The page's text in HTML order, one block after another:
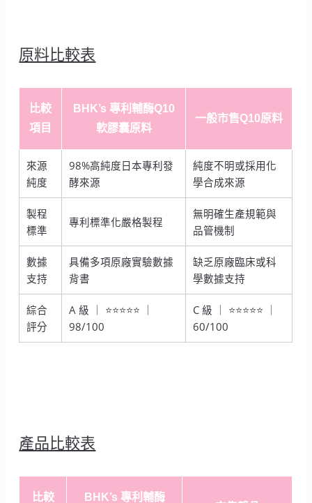
原料比較表
比較
項目
BHK’s 專利輔酶Q10
軟膠囊原料
一般市售Q10原料
來源
純度
98%高純度日本專利發
酵來源
純度不明或採用化
學合成來源
製程
標準
專利標準化嚴格製程
無明確生產規範與
品管機制
數據
支持
具備多項原廠實驗數據
背書
缺乏原廠臨床或科
學數據支持
綜合
評分
A 級 ｜ ⭐⭐⭐⭐⭐ ｜
98/100
C 級 ｜ ⭐⭐⭐⭐⭐ ｜
60/100
產品比較表
比較
BHK’s 專利輔酶